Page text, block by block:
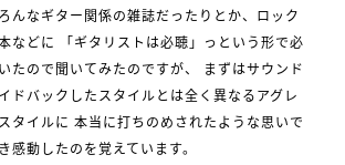
んなギター関係の雑誌だったりとか、ロック
などに 「ギタリストは必聴」っという形で必
たので聞いてみたのですが、 まずはサウンド
ドバックしたスタイルとは全く異なるアグレ
タイルに 本当に打ちのめされたような思いで
感動したのを覚えています。